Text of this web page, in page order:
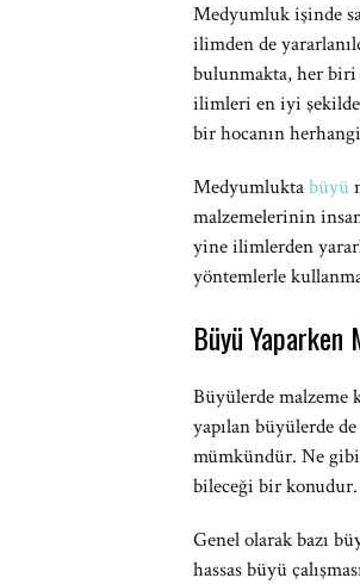
Medyumluk işinde
ilimden de
bulunmakta, her biri
ilimleri en iyi
bir hocanın
Medyumluktabüyü
malzemelerinin
yine ilimlerden
yöntemlerle
Büyü Yaparken
Büyülerde malzeme
yapılan büyülerde
mümkündür. Ne gibi
bileceği bir konudur.
Genel olarak bazı
hassas büyü